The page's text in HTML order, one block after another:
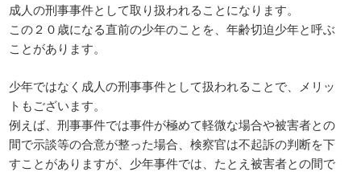
成人の刑事事件として取り扱われることになります。
この２０歳になる直前の少年のことを、年齢切迫少年と呼ぶ
ことがあります。
少年ではなく成人の刑事事件として扱われることで、メリッ
トもございます。
例えば、刑事事件では事件が極めて軽微な場合や被害者との
間で示談等の合意が整った場合、検察官は不起訴の判断を下
すことがありますが、少年事件では、たとえ被害者との間で